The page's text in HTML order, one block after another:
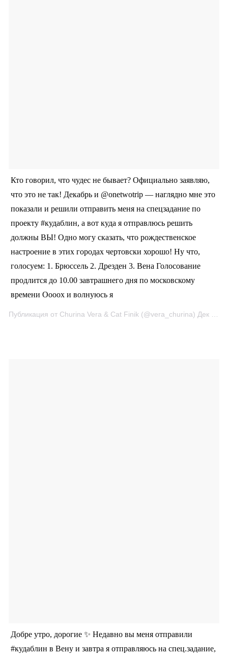
Кто говорил, что чудес не бывает? Официально заявляю,
что это не так! Декабрь и @onetwotrip — наглядно мне это
показали и решили отправить меня на спецзадание по
проекту #кудаблин, а вот куда я отправлюсь решить
должны ВЫ! Одно могу сказать, что рождественское
настроение в этих городах чертовски хорошо! Ну что,
голосуем: 1. Брюссель 2. Дрезден 3. Вена Голосование
продлится до 10.00 завтрашнего дня по московскому
времени Оооох и волнуюсь я
Публикация от Churina Vera & Cat Finik (@vera_churina) Дек 6, 2017 в 11:01 PST
Добре утро, дорогие ✨ Недавно вы меня отправили
#кудаблин в Вену и завтра я отправляюсь на спец.задание,